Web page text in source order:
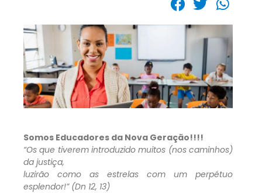
Somos Educadores da Nova Geração!!!!
“Os que tiverem introduzido muitos (nos caminhos)
da justiça,
luzirão como as estrelas com um perpétuo
esplendor!” (Dn 12, 13)